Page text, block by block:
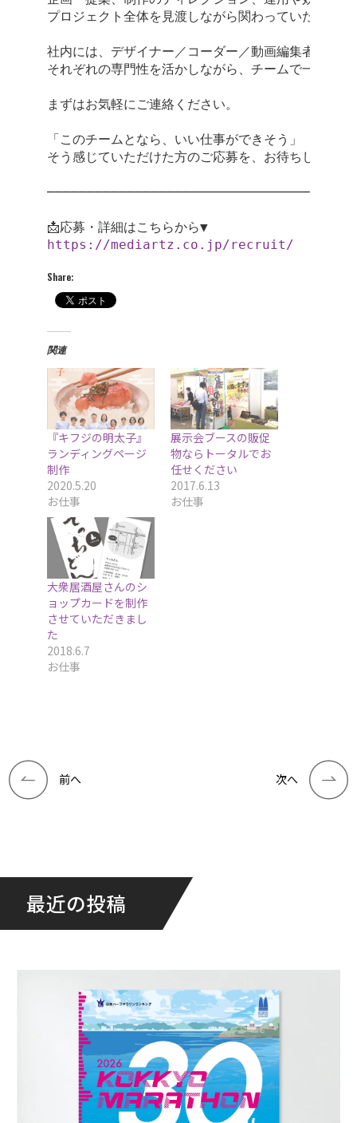
プロジェクト全体を見渡しながら関わっていただきま
社内には、デザイナー／コーダー／動画編集者／イ
それぞれの専門性を活かしながら、チームで一緒に
まずはお気軽にご連絡ください。
「このチームとなら、いい仕事ができそう」
そう感じていただけた方のご応募を、お待ちしていま
📩応募・詳細はこちらから▼
https://mediartz.co.jp/recruit/
Share:
関連
『キフジの明太子』
ランディングページ
制作
2020.5.20
お仕事
展示会ブースの販促
物ならトータルでお
任せください
2017.6.13
お仕事
大衆居酒屋さんのシ
ョップカードを制作
させていただきまし
た
2018.6.7
お仕事
前へ 次へ
最近の投稿